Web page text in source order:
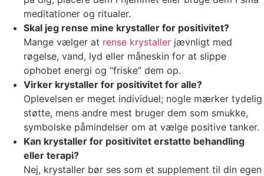
meditationer og ritualer.
Skal jeg rense mine krystaller for positivitet?
Mange vælger at rense krystaller jævnligt med
røgelse, vand, lyd eller måneskin for at slippe
ophobet energi og “friske” dem op.
Virker krystaller for positivitet for alle?
Oplevelsen er meget individuel; nogle mærker tydelig
støtte, mens andre mest bruger dem som smukke,
symbolske påmindelser om at vælge positive tanker.
Kan krystaller for positivitet erstatte behandling
eller terapi?
Nej, krystaller bør ses som et supplement til din egen